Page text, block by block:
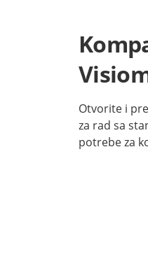
Otvorite i
za rad sa
potrebe za